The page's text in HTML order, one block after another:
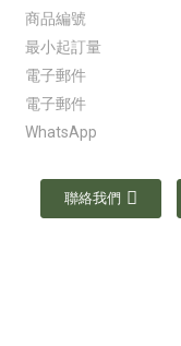
商品編號
最小起訂量
電子郵件
電子郵件
WhatsApp
聯絡我們